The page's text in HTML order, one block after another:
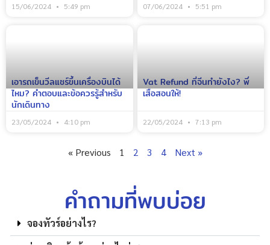
15/06/2024 5:49 pm 07/06/2024 5:51 pm
เอารถเข็นวีลแชร์ขึ้นเครื่องบินได้
ไหม? คำตอบและข้อควรรู้สำหรับ
นักเดินทาง
23/05/2024 4:10 pm
Vat Refund ที่จีนทำยังไง? พี่
เสือสอนให้!
22/05/2024 7:13 pm
« Previous 1 2 3 4 Next »
คำถามที่พบบ่อย
จองทัวร์อย่างไร?